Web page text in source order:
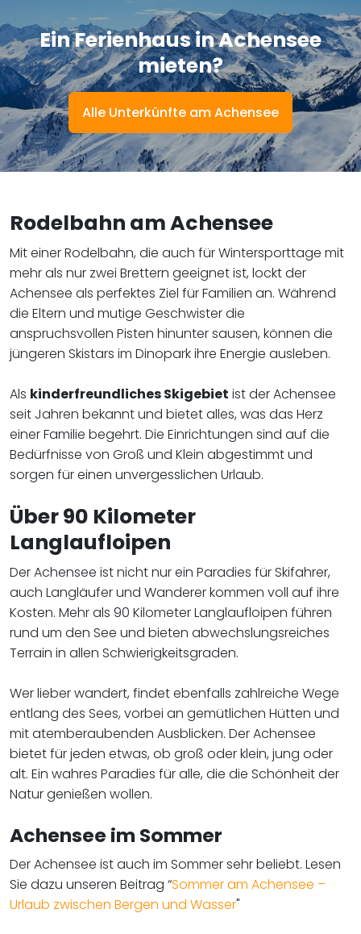
Ein Ferienhaus in Achensee
mieten?
Alle Unterkünfte am Achensee
Rodelbahn am Achensee
Mit einer Rodelbahn, die auch für Wintersporttage mit
mehr als nur zwei Brettern geeignet ist, lockt der
Achensee als perfektes Ziel für Familien an. Während
die Eltern und mutige Geschwister die
anspruchsvollen Pisten hinunter sausen, können die
jüngeren Skistars im Dinopark ihre Energie ausleben.
Als kinderfreundliches Skigebiet ist der Achensee
seit Jahren bekannt und bietet alles, was das Herz
einer Familie begehrt. Die Einrichtungen sind auf die
Bedürfnisse von Groß und Klein abgestimmt und
sorgen für einen unvergesslichen Urlaub.
Über 90 Kilometer
Langlaufloipen
Der Achensee ist nicht nur ein Paradies für Skifahrer,
auch Langläufer und Wanderer kommen voll auf ihre
Kosten. Mehr als 90 Kilometer Langlaufloipen führen
rund um den See und bieten abwechslungsreiches
Terrain in allen Schwierigkeitsgraden.
Wer lieber wandert, findet ebenfalls zahlreiche Wege
entlang des Sees, vorbei an gemütlichen Hütten und
mit atemberaubenden Ausblicken. Der Achensee
bietet für jeden etwas, ob groß oder klein, jung oder
alt. Ein wahres Paradies für alle, die die Schönheit der
Natur genießen wollen.
Achensee im Sommer
Der Achensee ist auch im Sommer sehr beliebt. Lesen
Sie dazu unseren Beitrag “Sommer am Achensee –
Urlaub zwischen Bergen und Wasser"